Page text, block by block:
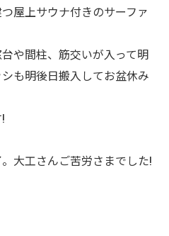
屋上サウナ付きのサーファ
や間柱、筋交いが入って明
も明後日搬入してお盆休み
大工さんご苦労さまでした!